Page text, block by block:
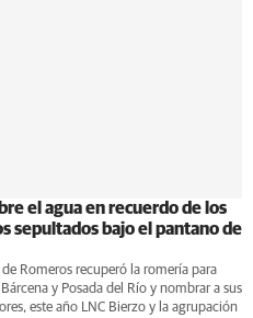
el agua en recuerdo de los
sepultados bajo el pantano de
Romeros recuperó la romería para
y Posada del Río y nombrar a sus
este año LNC Bierzo y la agrupación